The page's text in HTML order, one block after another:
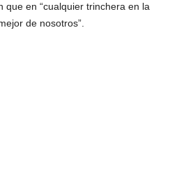
que en “cualquier trinchera en la
de nosotros”.